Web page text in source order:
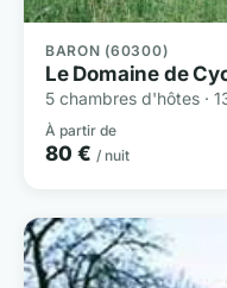
BARON (60300)
Le Domaine de
5 chambres d'hôtes ·
À partir de
80 € / nuit